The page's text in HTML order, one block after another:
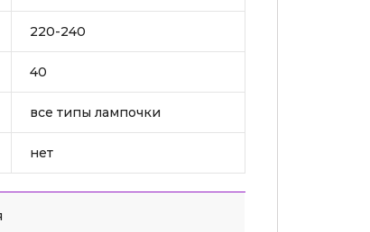
220-240
40
все типы лампочки
нет